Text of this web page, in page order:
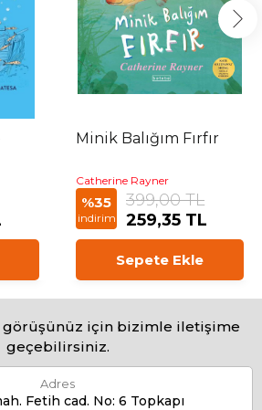
Minik Balığım Fırfır
Catherine Rayner
%35
indirim
399,00 TL
259,35 TL
Sepete Ekle
görüşünüz için bizimle iletişime
geçebilirsiniz.
Adres
Fetih cad. No: 6 Topkapı